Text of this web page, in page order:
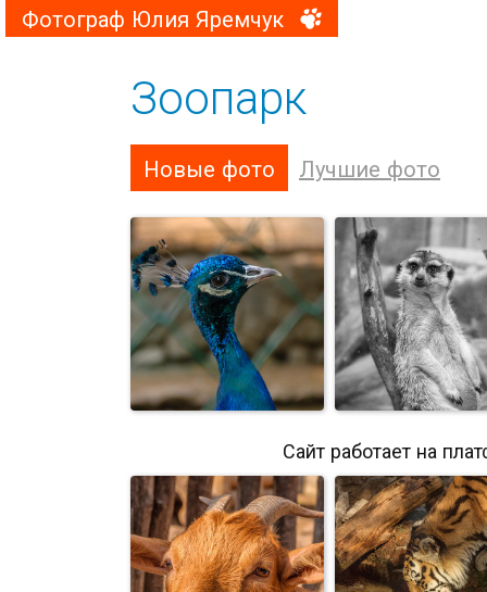
Фотограф Юлия Яремчук
Зоопарк
Новые фото Лучшие фото
Сайт работает на